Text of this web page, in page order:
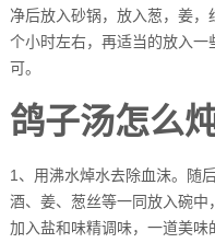
净后放入砂锅，放入葱，姜
个小时左右，再适当的放入
可。
鸽子汤怎么
1、用沸水焯水去除血沫。随
酒、姜、葱丝等一同放入碗中
加入盐和味精调味，一道美